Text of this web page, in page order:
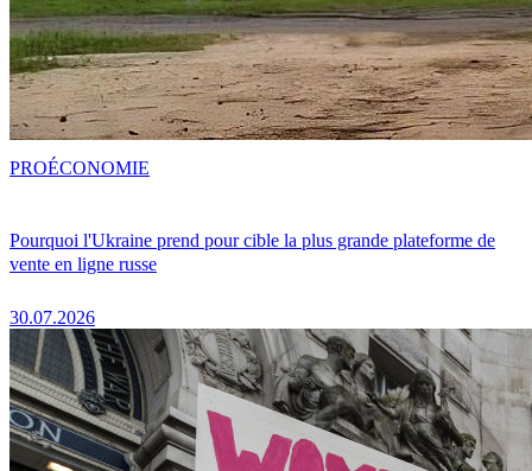
Pourquoi l'Ukraine prend pour cible la plus grande plateforme de
vente en ligne russe
30.07.2026
PROÉCONOMIE